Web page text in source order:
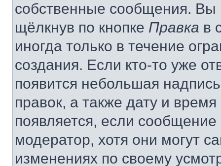
собственные сообщения. Вы
щёлкнув по кнопке Правка в
иногда только в течение
создания. Если кто-то уже
появится небольшая
правок, а также дату и
появляется, если
модератор, хотя они могут
изменениях по своему